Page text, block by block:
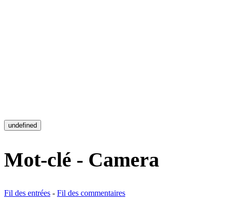
undefined
Mot-clé - Camera
Fil des entrées - Fil des commentaires